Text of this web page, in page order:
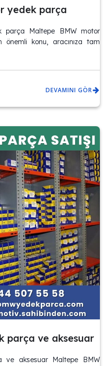
yedek parça
parça Maltepe BMW motor
konu, aracınıza tam
DEVAMINI GÖR
parça ve aksesuar
ve aksesuar Maltepe BMW